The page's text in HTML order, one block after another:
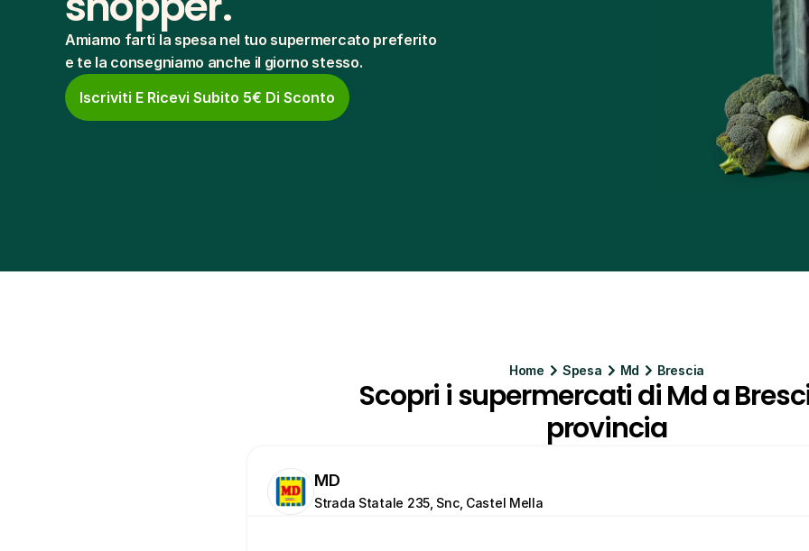
Amiamo farti la spesa nel tuo supermercato preferito
e te la consegniamo anche il giorno stesso.
Iscriviti E Ricevi Subito 5€ Di Sconto
Home Spesa Md Brescia
Scopri i supermercati di Md a
provincia
MD
Strada Statale 235, Snc, Castel Mella